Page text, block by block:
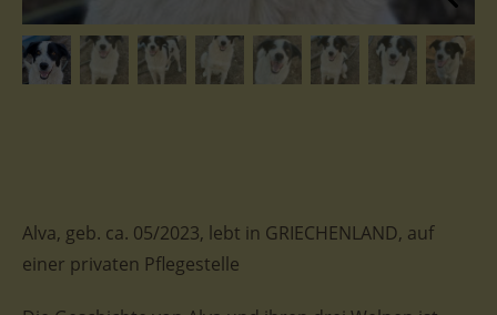
Alva, geb. ca. 05/2023, lebt in GRIECHENLAND, auf
einer privaten Pflegestelle